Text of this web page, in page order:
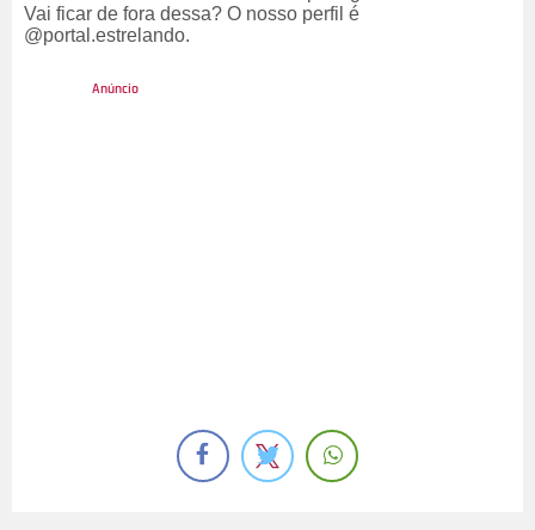
Vai ficar de fora dessa? O nosso perfil é
@portal.estrelando.